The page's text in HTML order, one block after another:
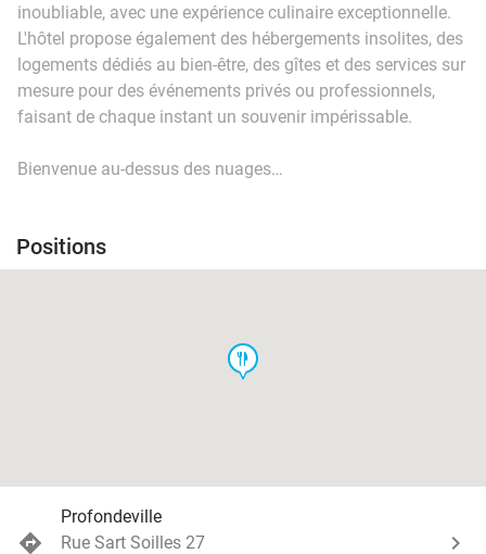
inoubliable, avec une expérience culinaire exceptionnelle.
L'hôtel propose également des hébergements insolites, des
logements dédiés au bien-être, des gîtes et des services sur
mesure pour des événements privés ou professionnels,
faisant de chaque instant un souvenir impérissable.
Bienvenue au-dessus des nuages…
Positions
food
Profondeville
Rue Sart Soilles 27